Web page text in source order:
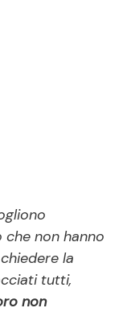
che non hanno
la
tutti,
non